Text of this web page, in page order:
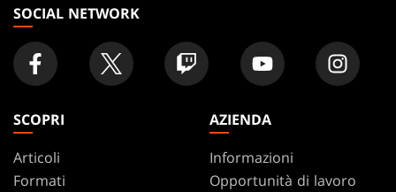
SOCIAL NETWORK
SCOPRI
Articoli
Formati
AZIENDA
Informazioni
Opportunità di lavoro